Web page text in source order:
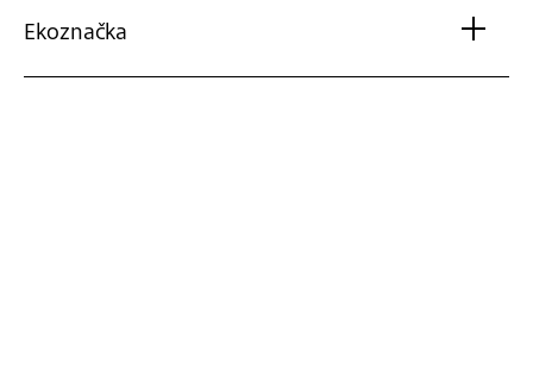
Ekoznačka